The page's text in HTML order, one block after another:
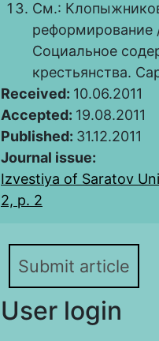
См.:
Социальное
крестьянства.
Received: 10.06.2011
Accepted: 19.08.2011
Published: 31.12.2011
Journal issue:
Izvestiya of Saratov
2, p. 2
Submit article
User login